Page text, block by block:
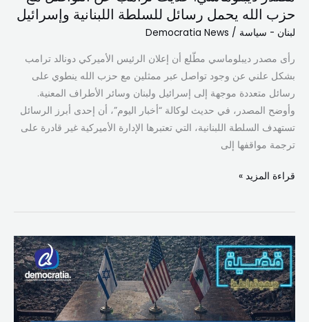
حزب الله يحمل رسائل للسلطة اللبنانية وإسرائيل
لبنان - سياسة /
Democratia News
رأى مصدر ديبلوماسي مطّلع أن إعلان الرئيس الأميركي دونالد ترامب
بشكل علني عن وجود تواصل عبر ممثلين مع حزب الله ينطوي على
رسائل متعددة موجهة إلى إسرائيل ولبنان وسائر الأطراف المعنية.
وأوضح المصدر، في حديث لوكالة “أخبار اليوم”، أن إحدى أبرز الرسائل
تستهدف السلطة اللبنانية، التي تعتبرها الإدارة الأميركية غير قادرة على
ترجمة مواقفها إلى
للسلطة
اللبنانية
قراءة المزيد »
مفاوضات
واشنطن
وهدنة
45
يوماً: